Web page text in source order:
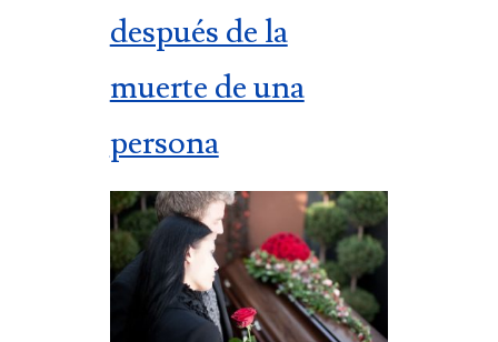
después de la
muerte de una
persona